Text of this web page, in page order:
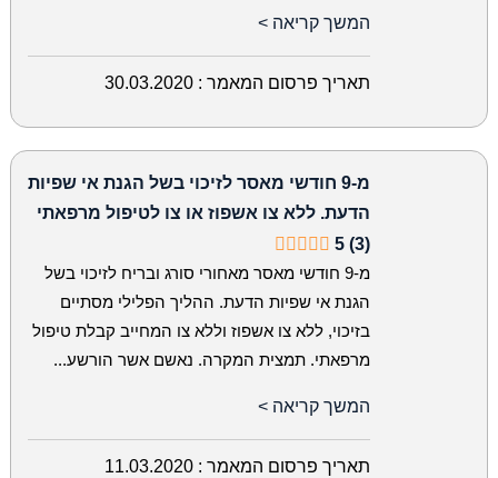
המשך קריאה >
תאריך פרסום המאמר : 30.03.2020
מ-9 חודשי מאסר לזיכוי בשל הגנת אי שפיות
הדעת. ללא צו אשפוז או צו לטיפול מרפאתי
5 (3)
מ-9 חודשי מאסר מאחורי סורג ובריח לזיכוי בשל
הגנת אי שפיות הדעת. ההליך הפלילי מסתיים
בזיכוי, ללא צו אשפוז וללא צו המחייב קבלת טיפול
מרפאתי. תמצית המקרה. נאשם אשר הורשע...
המשך קריאה >
תאריך פרסום המאמר : 11.03.2020